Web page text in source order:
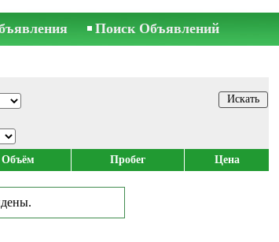
Поиск Объявлений
Объём Пробег Цена